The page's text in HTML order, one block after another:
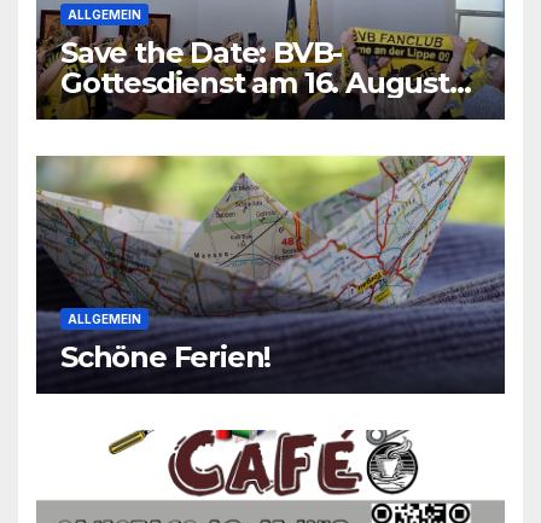
ALLGEMEIN
Save the Date: BVB-
Gottesdienst am 16. August
2026
ALLGEMEIN
Schöne Ferien!